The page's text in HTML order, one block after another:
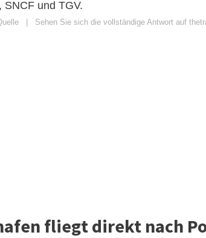
SNCF und TGV.
Sehen Sie sich die vollständige Antwort auf
fliegt direkt nach